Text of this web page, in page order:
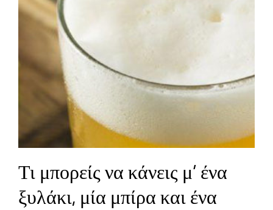
Τι μπορείς να κάνεις μ’ ένα
ξυλάκι, μία μπίρα και ένα